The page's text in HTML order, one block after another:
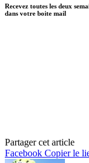
Recevez toutes les deux
dans votre boite mail
Partager cet article
Facebook Copier le